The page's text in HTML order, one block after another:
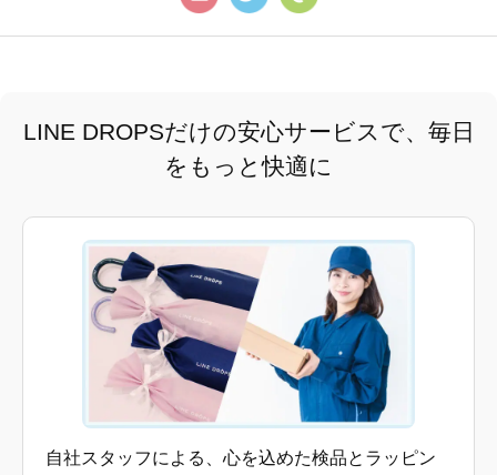
LINE DROPSだけの安心サービスで、毎日
をもっと快適に
自社スタッフによる、心を込めた検品とラッピン